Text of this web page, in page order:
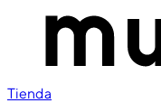
Tienda